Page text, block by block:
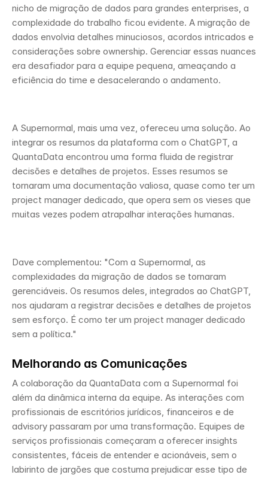
nicho de migração de dados para grandes enterprises, a
complexidade do trabalho ficou evidente. A migração de
dados envolvia detalhes minuciosos, acordos intricados e
considerações sobre ownership. Gerenciar essas nuances
era desafiador para a equipe pequena, ameaçando a
eficiência do time e desacelerando o andamento.
A Supernormal, mais uma vez, ofereceu uma solução. Ao
integrar os resumos da plataforma com o ChatGPT, a
QuantaData encontrou uma forma fluida de registrar
decisões e detalhes de projetos. Esses resumos se
tornaram uma documentação valiosa, quase como ter um
project manager dedicado, que opera sem os vieses que
muitas vezes podem atrapalhar interações humanas.
Dave complementou: "Com a Supernormal, as
complexidades da migração de dados se tornaram
gerenciáveis. Os resumos deles, integrados ao ChatGPT,
nos ajudaram a registrar decisões e detalhes de projetos
sem esforço. É como ter um project manager dedicado
sem a política."
Melhorando as Comunicações
A colaboração da QuantaData com a Supernormal foi
além da dinâmica interna da equipe. As interações com
profissionais de escritórios jurídicos, financeiros e de
advisory passaram por uma transformação. Equipes de
serviços profissionais começaram a oferecer insights
consistentes, fáceis de entender e acionáveis, sem o
labirinto de jargões que costuma prejudicar esse tipo de